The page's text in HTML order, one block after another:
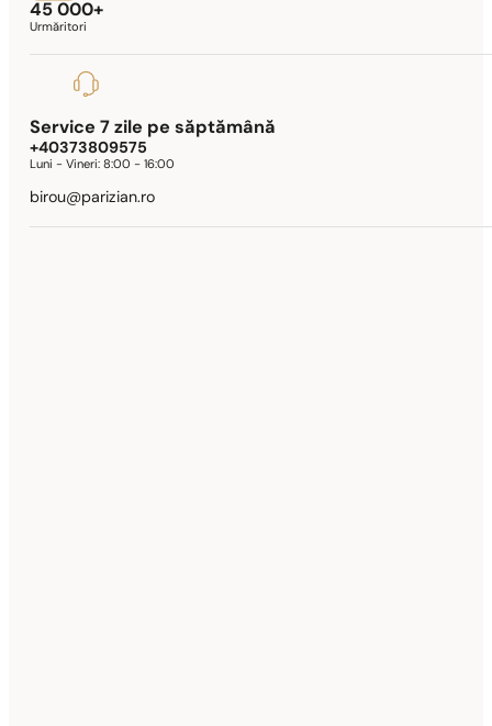
45 000+
Urmăritori
Service 7 zile pe săptămână
+40373809575
Luni - Vineri:8:00 - 16:00
birou@parizian.ro